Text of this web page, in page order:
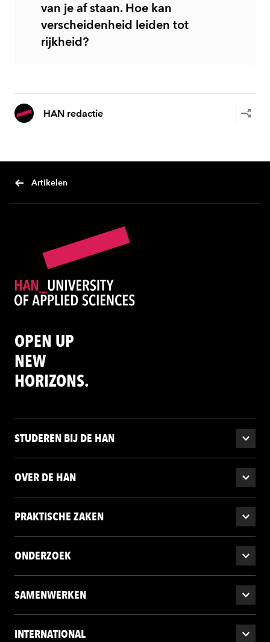
van je af staan. Hoe kan
verscheidenheid leiden tot
rijkheid?
HAN redactie
Artikelen
OPEN UP
NEW
HORIZONS.
STUDEREN BIJ DE HAN
OVER DE HAN
PRAKTISCHE ZAKEN
ONDERZOEK
SAMENWERKEN
INTERNATIONAL